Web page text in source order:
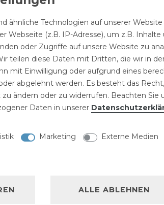
DATEN
m 1/2" knick
die Ummantelung
recyceltem Plastik. Die
80% aus recyceltem
ähnliche Technologien auf unserer
Webseite (z.B. IP-Adresse), um z.B.
oder Zugriffe auf unsere Website zu
teilen diese Daten mit Dritten, die wir in
mit Einwilligung oder aufgrund eines
abgelehnt werden. Es besteht das
ändern oder zu widerrufen. Beachten Sie
Daten in unserer
Marketing Externe Medien
ALLE ABLEHNEN